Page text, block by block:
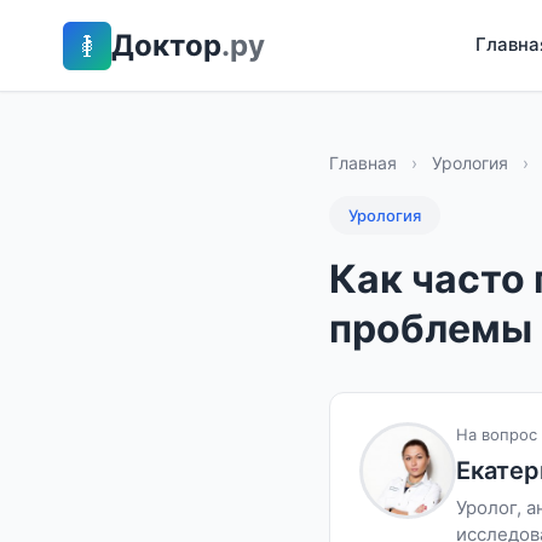
Доктор.ру
Главная › Урология ›
Урология
Как часто
проблемы
На вопрос
Уролог,